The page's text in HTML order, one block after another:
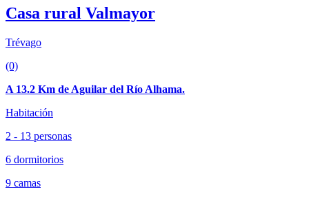
Casa rural Valmayor
Trévago
(0)
A 13.2 Km de Aguilar del Río Alhama.
Habitación
2 - 13 personas
6 dormitorios
9 camas